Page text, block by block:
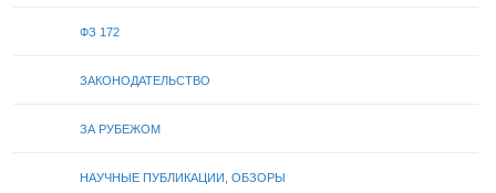
ФЗ 172
ЗАКОНОДАТЕЛЬСТВО
ЗА РУБЕЖОМ
НАУЧНЫЕ ПУБЛИКАЦИИ, ОБЗОРЫ